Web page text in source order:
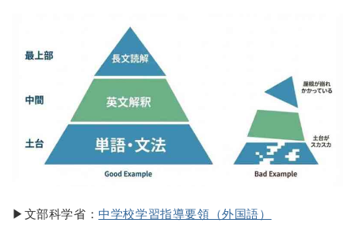
▶文部科学省：中学校学習指導要領（外国語）